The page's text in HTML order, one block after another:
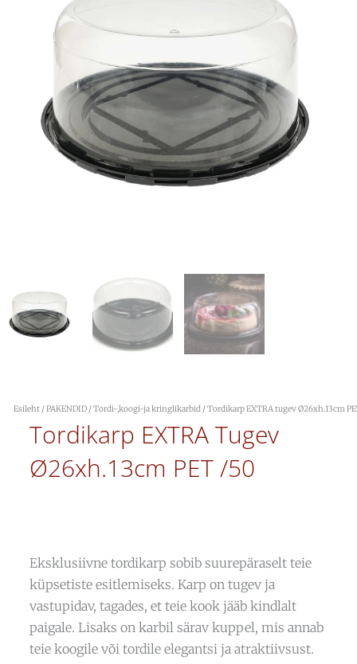
Esileht /PAKENDID /Tordi-,koogi-ja kringlikarbid / Tordikarp EXTRA tugev Ø26xh.13cm
Tordikarp EXTRA Tugev
Ø26xh.13cm PET /50
Eksklusiivne tordikarp sobib suurepäraselt teie
küpsetiste esitlemiseks. Karp on tugev ja
vastupidav, tagades, et teie kook jääb kindlalt
paigale. Lisaks on karbil särav kuppel, mis annab
teie koogile või tordile elegantsi ja atraktiivsust.